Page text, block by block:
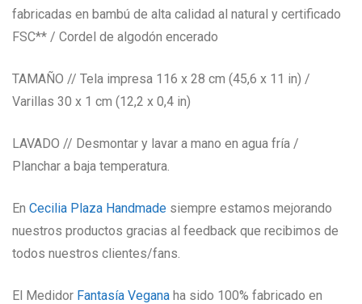
fabricadas en bambú de alta calidad al natural y certificado
FSC** / Cordel de algodón encerado
TAMAÑO // Tela impresa 116 x 28 cm (45,6 x 11 in) /
Varillas 30 x 1 cm (12,2 x 0,4 in)
LAVADO // Desmontar y lavar a mano en agua fría /
Planchar a baja temperatura.
En Cecilia Plaza Handmade siempre estamos mejorando
nuestros productos gracias al feedback que recibimos de
todos nuestros clientes/fans.
El Medidor Fantasía Vegana ha sido 100% fabricado en